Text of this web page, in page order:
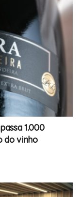
1.000
do vinho